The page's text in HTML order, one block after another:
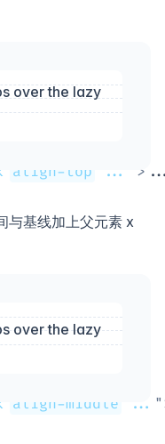
over the lazy
align-top ... >
与基线加上父元素 x
over the lazy
align-middle ... "